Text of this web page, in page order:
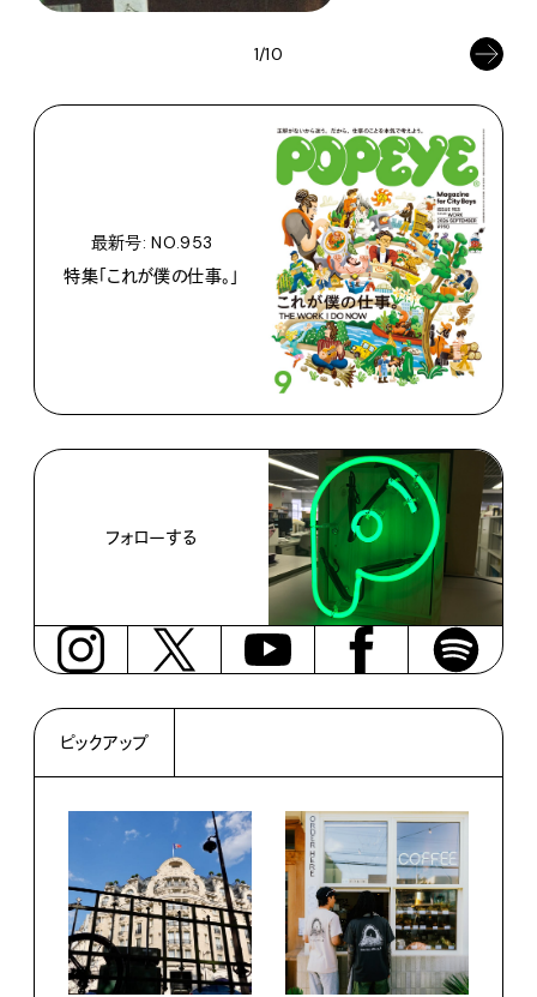
1/10
最新号: NO.953
特集「これが僕の仕事。」
フォローする
ピックアップ